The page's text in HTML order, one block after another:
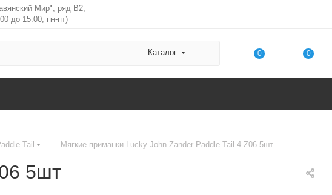
Мир", ряд В2,
до 15:00, пн-пт)
Каталог 0 0
Tail — Мягкие приманки Lucky John Zander Paddle Tail 4 Z06 5шт
5шт